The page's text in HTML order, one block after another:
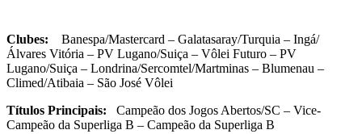
Clubes: Banespa/Mastercard – Galatasaray/Turquia – Ingá/
Álvares Vitória – PV Lugano/Suiça – Vôlei Futuro – PV
Lugano/Suiça – Londrina/Sercomtel/Martminas – Blumenau –
Climed/Atibaia – São José Vôlei
Títulos Principais: Campeão dos Jogos Abertos/SC – Vice-
Campeão da Superliga B – Campeão da Superliga B